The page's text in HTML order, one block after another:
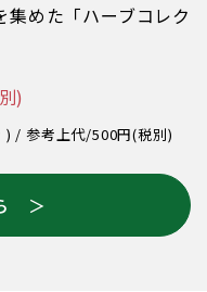
めた「ハーブコレク
)
/ 参考上代/500円(税別)
＞